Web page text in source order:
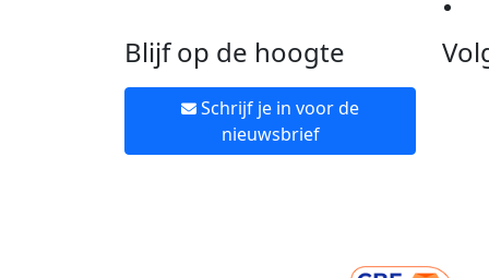
Blijf op de hoogte
Schrijf je in voor de
nieuwsbrief